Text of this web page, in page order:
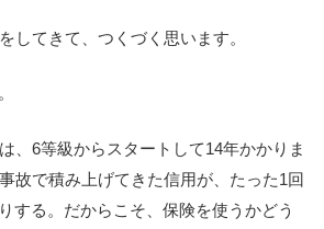
してきて、つくづく思います。
。
、6等級からスタートして14年かかりま
故で積み上げてきた信用が、たった1回
する。だからこそ、保険を使うかどう